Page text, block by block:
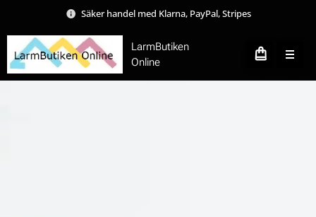
Säker handel med Klarna, PayPal, Stripes
LarmButiken
Online